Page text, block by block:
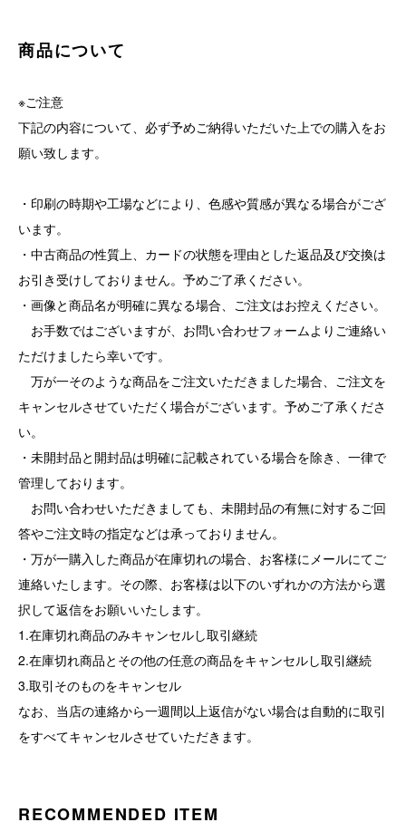
商品について
※ご注意
下記の内容について、必ず予めご納得いただいた上での購入をお
願い致します。
・印刷の時期や工場などにより、色感や質感が異なる場合がござ
います。
・中古商品の性質上、カードの状態を理由とした返品及び交換は
お引き受けしておりません。予めご了承ください。
・画像と商品名が明確に異なる場合、ご注文はお控えください。
お手数ではございますが、お問い合わせフォームよりご連絡い
ただけましたら幸いです。
万が一そのような商品をご注文いただきました場合、ご注文を
キャンセルさせていただく場合がございます。予めご了承くださ
い。
・未開封品と開封品は明確に記載されている場合を除き、一律で
管理しております。
お問い合わせいただきましても、未開封品の有無に対するご回
答やご注文時の指定などは承っておりません。
・万が一購入した商品が在庫切れの場合、お客様にメールにてご
連絡いたします。その際、お客様は以下のいずれかの方法から選
択して返信をお願いいたします。
1.在庫切れ商品のみキャンセルし取引継続
2.在庫切れ商品とその他の任意の商品をキャンセルし取引継続
3.取引そのものをキャンセル
なお、当店の連絡から一週間以上返信がない場合は自動的に取引
をすべてキャンセルさせていただきます。
RECOMMENDED ITEM